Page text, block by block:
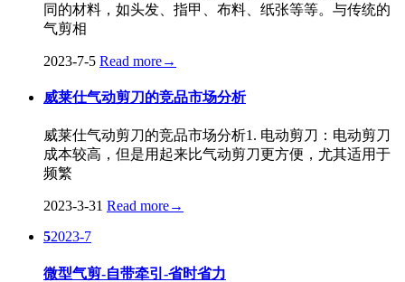
同的材料，如头发、指甲、布料、纸张等等。与传统的
气剪相
2023-7-5 Read more→
威莱仕气动剪刀的竞品市场分析
威莱仕气动剪刀的竞品市场分析1. 电动剪刀：电动剪刀
成本较高，但是用起来比气动剪刀更方便，尤其适用于
频繁
2023-3-31 Read more→
52023-7
微型气剪-自带牵引-省时省力